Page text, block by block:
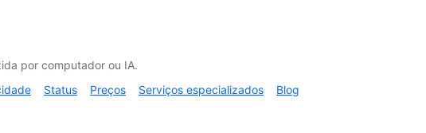
por computador ou IA.
Status Preços Serviços especializados Blog